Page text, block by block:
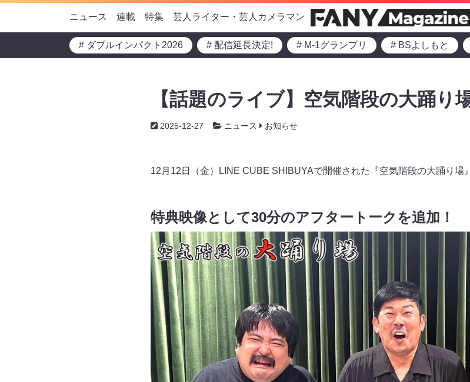
ニュース 連載 特集 芸人ライター・芸人カメラマン
# ダブルインパクト2026 # 配信延長決定! # M-1グランプリ # BSよしもと
【話題のライブ】空気階段の大踊り
2025-12-27 ニュース お知らせ
12月12日（金）LINE CUBE SHIBUYAで開催された『空気階段の大踊り場
特典映像として30分のアフタートークを追加！